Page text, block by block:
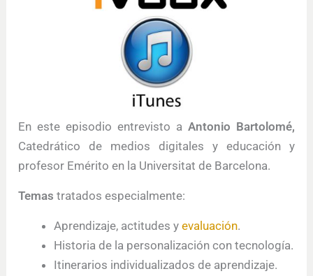
En este episodio entrevisto a Antonio Bartolomé,
Catedrático de medios digitales y educación y
profesor Emérito en la Universitat de Barcelona.
Temas tratados especialmente:
Aprendizaje, actitudes yevaluación.
Historia de la personalización con tecnología.
Itinerarios individualizados de aprendizaje.